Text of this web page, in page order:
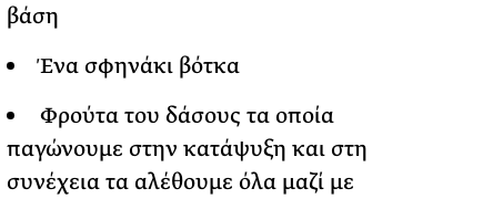
βάση
Ένα σφηνάκι βότκα
Φρούτα του δάσους τα οποία
παγώνουμε στην κατάψυξη και στη
συνέχεια τα αλέθουμε όλα μαζί με